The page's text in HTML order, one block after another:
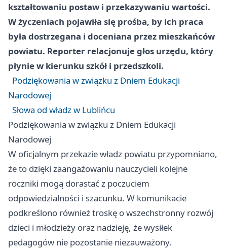
kształtowaniu postaw i przekazywaniu wartości.
W życzeniach pojawiła się prośba, by ich praca
była dostrzegana i doceniana przez mieszkańców
powiatu. Reporter relacjonuje głos urzędu, który
płynie w kierunku szkół i przedszkoli.
Podziękowania w związku z Dniem Edukacji
Narodowej
Słowa od władz w Lublińcu
Podziękowania w związku z Dniem Edukacji
Narodowej
W oficjalnym przekazie władz powiatu przypomniano,
że to dzięki zaangażowaniu nauczycieli kolejne
roczniki mogą dorastać z poczuciem
odpowiedzialności i szacunku. W komunikacie
podkreślono również troskę o wszechstronny rozwój
dzieci i młodzieży oraz nadzieję, że wysiłek
pedagogów nie pozostanie niezauważony.